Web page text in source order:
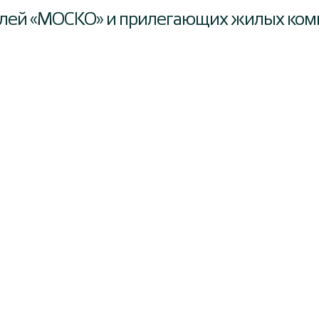
«МОСКО» и прилегающих жилых